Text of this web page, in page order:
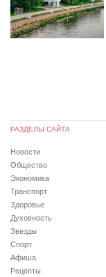
РАЗДЕЛЫ САЙТА
Новости
Общество
Экономика
Транспорт
Здоровье
Духовность
Звезды
Спорт
Афиша
Рецепты